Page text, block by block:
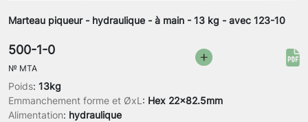
Marteau piqueur - hydraulique - à main - 13 kg - avec 123-10
Poids: 13kg
Emmanchement forme et ØxL : Hex 22x82.5mm
Alimentation: hydraulique
500-1-0
№ MTA